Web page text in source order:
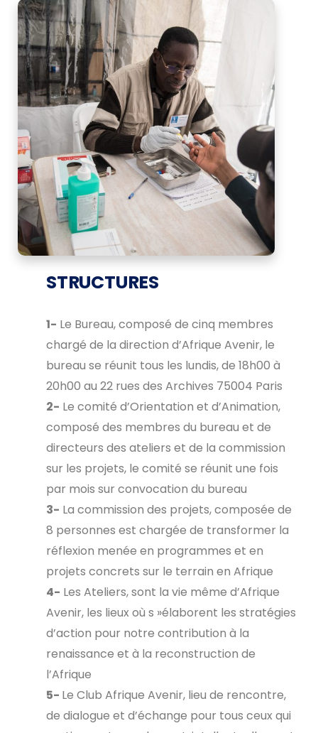
STRUCTURES
1- Le Bureau,composé de cinq membres
chargé de la direction d’Afrique Avenir, le
bureau se réunit tous les lundis, de 18h00 à
20h00 au 22 rues des Archives 75004 Paris
2- Le comité d’Orientation et d’Animation,
composé des membres du bureau et de
directeurs des ateliers et de la commission
sur les projets, le comité se réunit une fois
par mois sur convocation du bureau
3- La commission des projets,composée de
8 personnes est chargée de transformer la
réflexion menée en programmes et en
projets concrets sur le terrain en Afrique
4- Les Ateliers,sont la vie même d’Afrique
Avenir, les lieux où s »élaborent les stratégies
d’action pour notre contribution à la
renaissance et à la reconstruction de
l’Afrique
5- Le Club Afrique Avenir, lieu de rencontre,
de dialogue et d’échange pour tous ceux qui